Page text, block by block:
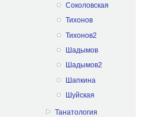
Соколовская
Тихонов
Тихонов2
Шадымов
Шадымов2
Шапкина
Шуйская
Танатология